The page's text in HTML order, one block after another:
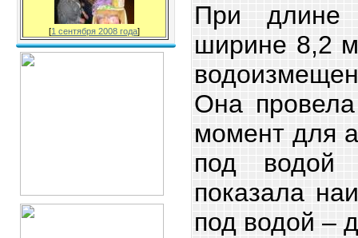
[1 сентября 2008 года]
При
ширине 8,2
Она
момент для
под водой
показала
под водой –